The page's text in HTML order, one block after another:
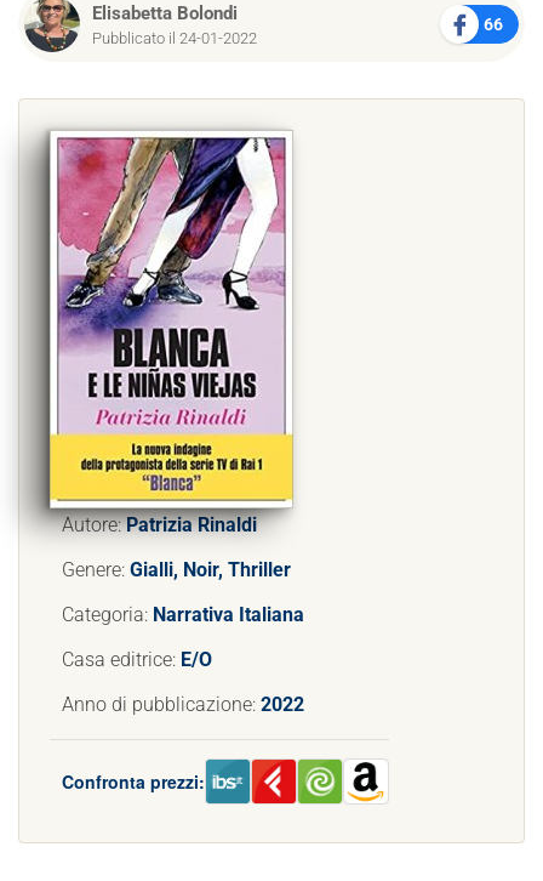
Elisabetta Bolondi
Pubblicato il 24-01-2022
66
Autore:Patrizia Rinaldi
Genere: Gialli, Noir, Thriller
Categoria: Narrativa Italiana
Casa editrice: E/O
Anno di pubblicazione: 2022
Confronta prezzi: